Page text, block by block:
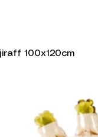
100x120cm